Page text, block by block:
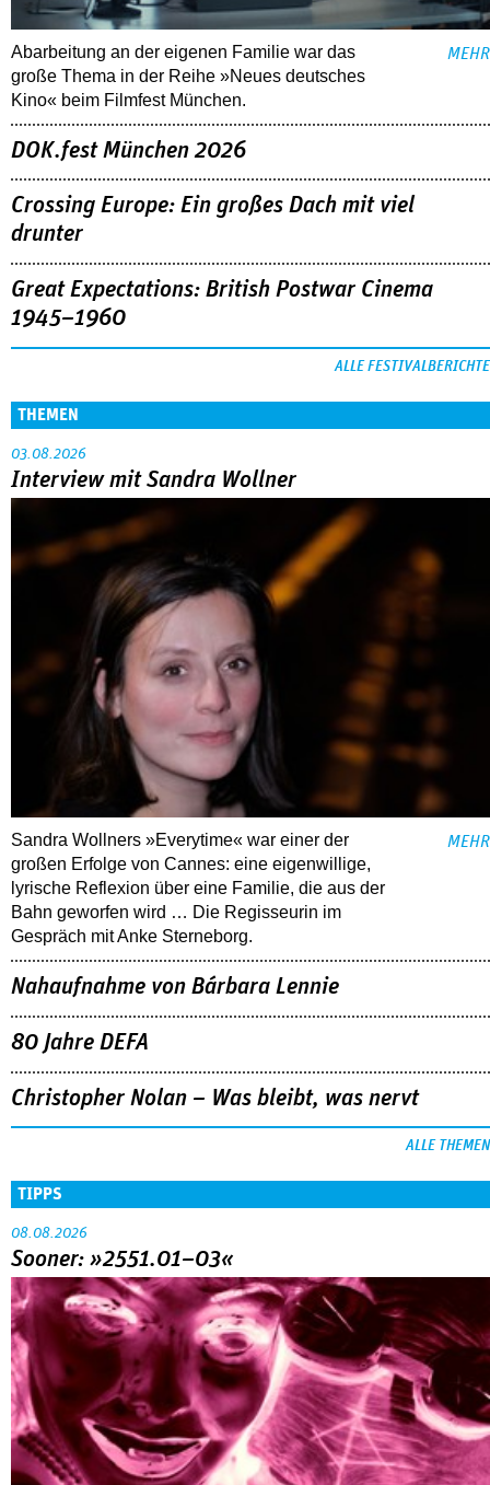
Abarbeitung an der eigenen Familie war das
große Thema in der Reihe »Neues deutsches
Kino« beim Filmfest München.
MEHR
DOK.fest München 2026
Crossing Europe: Ein großes Dach mit viel
drunter
Great Expectations: British Postwar Cinema
1945–1960
ALLE FESTIVALBERICHTE
THEMEN
03.08.2026
Interview mit Sandra Wollner
Sandra Wollners »Everytime« war einer der
großen Erfolge von Cannes: eine eigenwillige,
lyrische Reflexion über eine ­Familie, die aus der
Bahn geworfen wird … Die Regisseurin im
Gespräch mit Anke Sterneborg.
MEHR
Nahaufnahme von Bárbara Lennie
80 Jahre DEFA
Christopher Nolan – Was bleibt, was nervt
ALLE THEMEN
TIPPS
08.08.2026
Sooner: »2551.01–03«